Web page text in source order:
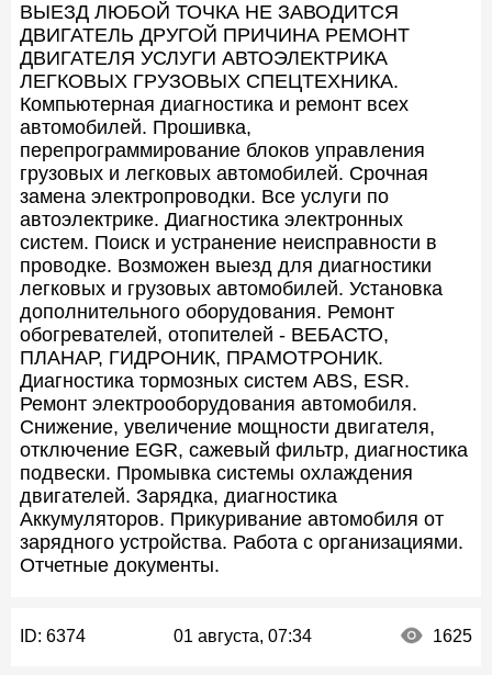
ВЫЕЗД ЛЮБОЙ ТОЧКА НЕ ЗАВОДИТСЯ
ДВИГАТЕЛЬ ДРУГОЙ ПРИЧИНА РЕМОНТ
ДВИГАТЕЛЯ УСЛУГИ АВТОЭЛЕКТРИКА
ЛЕГКОВЫХ ГРУЗОВЫХ СПЕЦТЕХНИКА.
Компьютерная диагностика и ремонт всех
автомобилей. Прошивка,
перепрограммирование блоков управления
грузовых и легковых автомобилей. Срочная
замена электропроводки. Все услуги по
автоэлектрике. Диагностика электронных
систем. Поиск и устранение неисправности в
проводке. Возможен выезд для диагностики
легковых и грузовых автомобилей. Установка
дополнительного оборудования. Ремонт
обогревателей, отопителей - ВЕБАСТО,
ПЛАНАР, ГИДРОНИК, ПРАМОТРОНИК.
Диагностика тормозных систем ABS, ESR.
Ремонт электрооборудования автомобиля.
Снижение, увеличение мощности двигателя,
отключение EGR, сажевый фильтр, диагностика
подвески. Промывка системы охлаждения
двигателей. Зарядка, диагностика
Аккумуляторов. Прикуривание автомобиля от
зарядного устройства. Работа с организациями.
Отчетные документы.
ID: 6374 01 августа, 07:34 1625